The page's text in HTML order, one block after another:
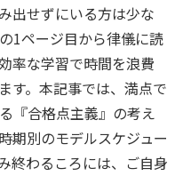
出せずにいる方は少な
1ページ目から律儀に読
率な学習で時間を浪費
す。本記事では、満点で
『合格点主義』の考え
期別のモデルスケジュー
終わるころには、ご自身